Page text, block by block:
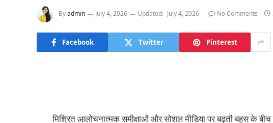
Byadmin July 4, 2026 Updated: July 4, 2026 No Comments
Facebook Twitter Pinterest
मिश्रित आलोचनात्मक समीक्षाओं और सोशल मीडिया पर बढ़ती बहस के